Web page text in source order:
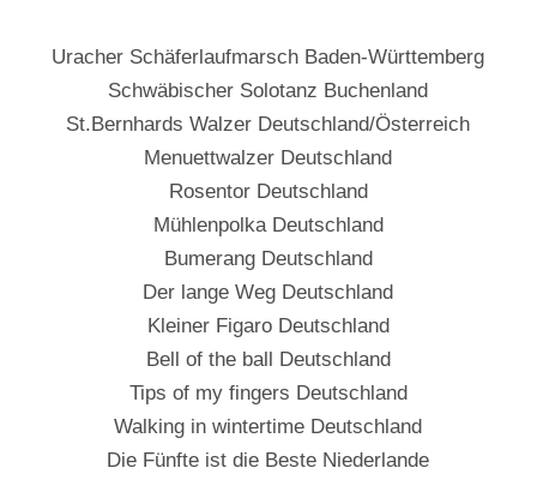
Uracher Schäferlaufmarsch Baden-Württemberg
Schwäbischer Solotanz Buchenland
St.Bernhards Walzer Deutschland/Österreich
Menuettwalzer Deutschland
Rosentor Deutschland
Mühlenpolka Deutschland
Bumerang Deutschland
Der lange Weg Deutschland
Kleiner Figaro Deutschland
Bell of the ball Deutschland
Tips of my fingers Deutschland
Walking in wintertime Deutschland
Die Fünfte ist die Beste Niederlande